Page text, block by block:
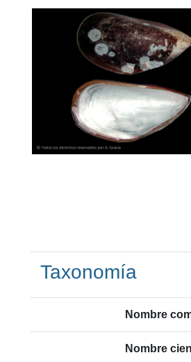
Taxonomía
Nombre
Nombre